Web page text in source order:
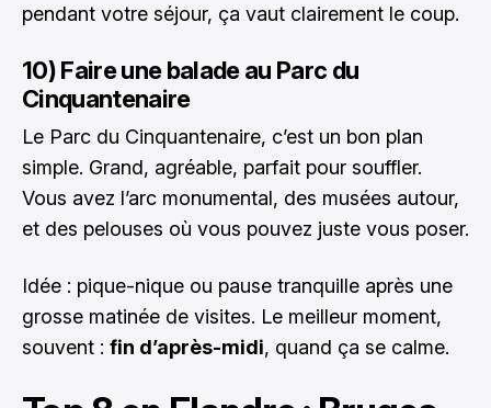
pendant votre séjour, ça vaut clairement le coup.
10) Faire une balade au Parc du
Cinquantenaire
Le Parc du Cinquantenaire, c’est un bon plan
simple. Grand, agréable, parfait pour souffler.
Vous avez l’arc monumental, des musées autour,
et des pelouses où vous pouvez juste vous poser.
Idée : pique-nique ou pause tranquille après une
grosse matinée de visites. Le meilleur moment,
souvent : fin d’après-midi, quand ça se calme.